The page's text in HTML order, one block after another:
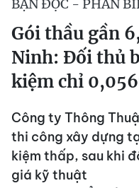
BẠN ĐỌC - PHẢN
Gói thầu gần
Ninh: Đối thủ
kiệm chỉ
Công ty Thông
thi công xây dựng
kiệm thấp, sau khi
giá kỹ thuật